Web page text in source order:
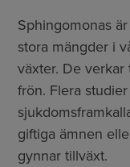
Sphingomonas
stora mängder i
växter. De
frön. Flera
giftiga ämnen
gynnar tillväxt.